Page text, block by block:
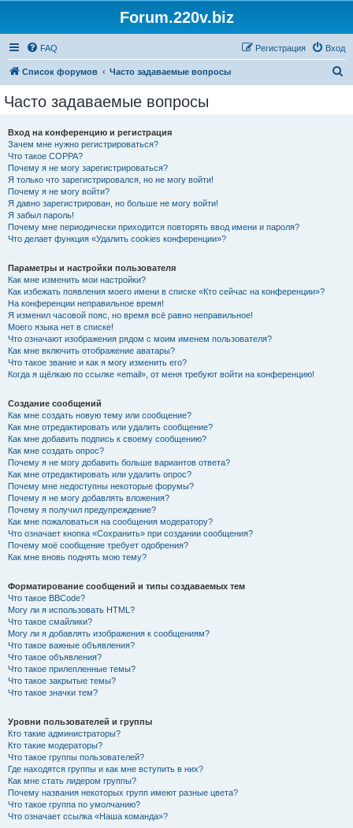
Forum.220v.biz
FAQ Вход
Регистрация
Список форумов Часто задаваемые вопросы
Часто задаваемые вопросы
Вход на конференцию и регистрация
Зачем мне нужно регистрироваться?
Что такое COPPA?
Почему я не могу зарегистрироваться?
Я только что зарегистрировался, но не могу войти!
Почему я не могу войти?
Я давно зарегистрирован, но больше не могу войти!
Я забыл пароль!
Почему мне периодически приходится повторять ввод имени и пароля?
Что делает функция «Удалить cookies конференции»?
Параметры и настройки пользователя
Как мне изменить мои настройки?
Как избежать появления моего имени в списке «Кто сейчас на конференции»?
На конференции неправильное время!
Я изменил часовой пояс, но время всё равно неправильное!
Моего языка нет в списке!
Что означают изображения рядом с моим именем пользователя?
Как мне включить отображение аватары?
Что такое звание и как я могу изменить его?
Когда я щёлкаю по ссылке «email», от меня требуют войти на конференцию!
Создание сообщений
Как мне создать новую тему или сообщение?
Как мне отредактировать или удалить сообщение?
Как мне добавить подпись к своему сообщению?
Как мне создать опрос?
Почему я не могу добавить больше вариантов ответа?
Как мне отредактировать или удалить опрос?
Почему мне недоступны некоторые форумы?
Почему я не могу добавлять вложения?
Почему я получил предупреждение?
Как мне пожаловаться на сообщения модератору?
Что означает кнопка «Сохранить» при создании сообщения?
Почему моё сообщение требует одобрения?
Как мне вновь поднять мою тему?
Форматирование сообщений и типы создаваемых тем
Что такое BBCode?
Могу ли я использовать HTML?
Что такое смайлики?
Могу ли я добавлять изображения к сообщениям?
Что такое важные объявления?
Что такое объявления?
Что такое прилепленные темы?
Что такое закрытые темы?
Что такое значки тем?
Уровни пользователей и группы
Кто такие администраторы?
Кто такие модераторы?
Что такое группы пользователей?
Где находятся группы и как мне вступить в них?
Как мне стать лидером группы?
Почему названия некоторых групп имеют разные цвета?
Что такое группа по умолчанию?
Что означает ссылка «Наша команда»?